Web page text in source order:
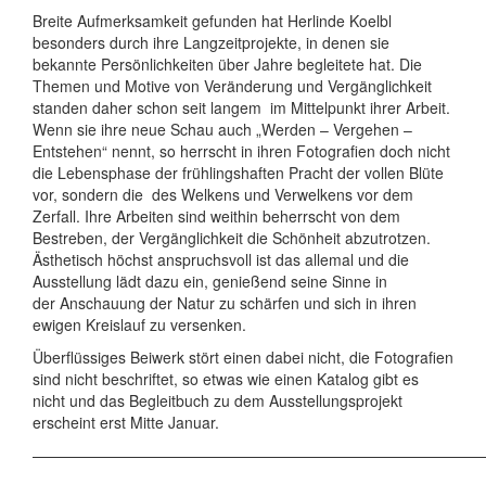
Breite Aufmerksamkeit gefunden hat Herlinde Koelbl
besonders durch ihre Langzeitprojekte, in denen sie
bekannte Persönlichkeiten über Jahre begleitete hat. Die
Themen und Motive von Veränderung und Vergänglichkeit
standen daher schon seit langem im Mittelpunkt ihrer Arbeit.
Wenn sie ihre neue Schau auch „Werden – Vergehen –
Entstehen“ nennt, so herrscht in ihren Fotografien doch nicht
die Lebensphase der frühlingshaften Pracht der vollen Blüte
vor, sondern die des Welkens und Verwelkens vor dem
Zerfall. Ihre Arbeiten sind weithin beherrscht von dem
Bestreben, der Vergänglichkeit die Schönheit abzutrotzen.
Ästhetisch höchst anspruchsvoll ist das allemal und die
Ausstellung lädt dazu ein, genießend seine Sinne in
der Anschauung der Natur zu schärfen und sich in ihren
ewigen Kreislauf zu versenken.
Überflüssiges Beiwerk stört einen dabei nicht, die Fotografien
sind nicht beschriftet, so etwas wie einen Katalog gibt es
nicht und das Begleitbuch zu dem Ausstellungsprojekt
erscheint erst Mitte Januar.